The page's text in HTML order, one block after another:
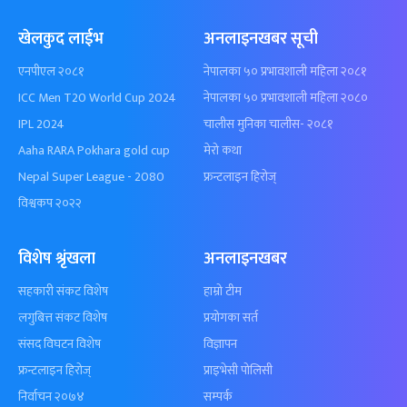
खेलकुद लाईभ
एनपीएल २०८१
ICC Men T20 World Cup 2024
IPL 2024
Aaha RARA Pokhara gold cup
Nepal Super League - 2080
विश्वकप २०२२
अनलाइनखबर सूची
नेपालका ५० प्रभावशाली महिला २०८१
नेपालका ५० प्रभावशाली महिला २०८०
चालीस मुनिका चालीस- २०८१
मेरो कथा
फ्रन्टलाइन हिरोज्
विशेष श्रृंखला
सहकारी संकट विशेष
लगुबित्त संकट विशेष
संसद विघटन विशेष
फ्रन्टलाइन हिरोज्
निर्वाचन २०७४
अनलाइनखबर
हाम्रो टीम
प्रयोगका सर्त
विज्ञापन
प्राइभेसी पोलिसी
सम्पर्क